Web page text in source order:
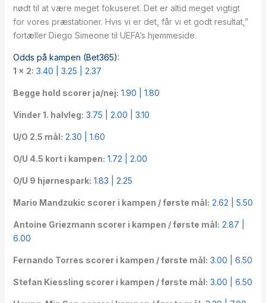
nødt til at være meget fokuseret. Det er altid meget vigtigt
for vores præstationer. Hvis vi er det, får vi et godt resultat,”
fortæller Diego Simeone til UEFA’s hjemmeside.
Odds på kampen (Bet365):
1 × 2: 3.40 | 3.25 | 2.37
Begge hold scorer ja/nej: 1.90 | 1.80
Vinder 1. halvleg: 3.75 | 2.00 | 3.10
U/O 2.5 mål: 2.30 | 1.60
O/U 4.5 kort i kampen: 1.72 | 2.00
O/U 9 hjørnespark: 1.83 | 2.25
Mario Mandzukic scorer i kampen / første mål: 2.62 | 5.50
Antoine Griezmann scorer i kampen / første mål: 2.87 |
6.00
Fernando Torres scorer i kampen / første mål: 3.00 | 6.50
Stefan Kiessling scorer i kampen / første mål: 3.00 | 6.50